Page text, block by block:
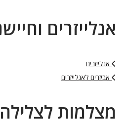
אנלייזרים
אנלייזרים
אביזרים לאנלייזרים
מצלמות לצלילה